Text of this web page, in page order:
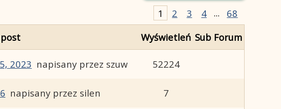
1 2 3 4 ...
68
Wyświetleń Sub Forum
2023 napisany przez szuw
52224
napisany przez silen
7